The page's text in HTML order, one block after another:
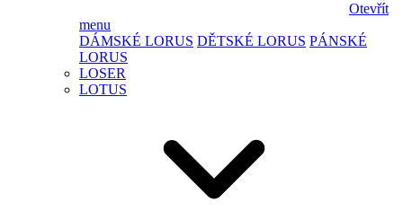
Otevřít
menu
DÁMSKÉ LORUS DĚTSKÉ LORUS PÁNSKÉ
LORUS
LOSER
LOTUS